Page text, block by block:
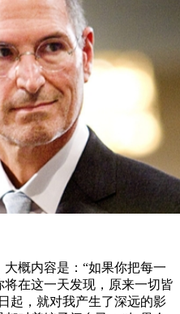
概内容是：“如果你把每一
在这一天发现，原来一切皆
起，就对我产生了深远的影